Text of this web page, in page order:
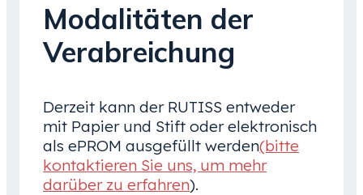
Modalitäten der
Verabreichung
Derzeit kann der RUTISS entweder
mit Papier und Stift oder elektronisch
als ePROM ausgefüllt werden(bitte
kontaktieren Sie uns, um mehr
darüber zu erfahren).